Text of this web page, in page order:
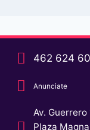
462 624
Anunciate
Av. Guerrero
Plaza